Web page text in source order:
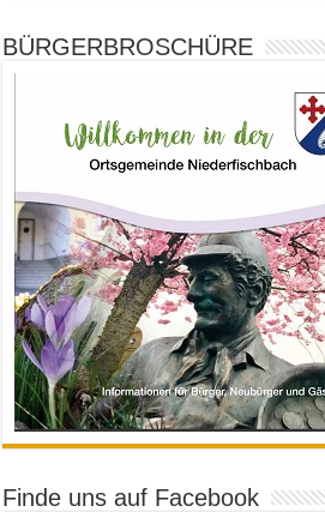
BÜRGERBROSCHÜRE
Finde uns auf Facebook